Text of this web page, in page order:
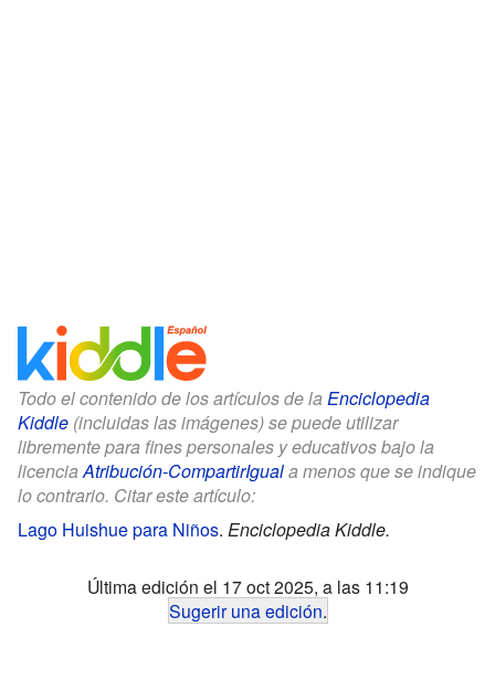
Todo el contenido de los artículos de la Enciclopedia
Kiddle (incluidas las imágenes) se puede utilizar
libremente para fines personales y educativos bajo la
licencia Atribución-CompartirIguala menos que se indique
lo contrario. Citar este artículo:
Lago Huishue para Niños. Enciclopedia Kiddle.
Última edición el 17 oct 2025, a las 11:19
Sugerir una edición.